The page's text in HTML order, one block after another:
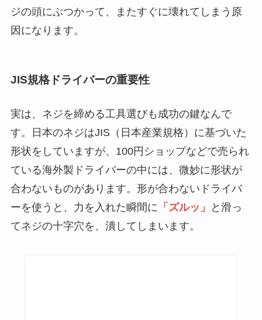
ジの頭にぶつかって、またすぐに壊れてしまう原
因になります。
JIS規格ドライバーの重要性
実は、ネジを締める工具選びも成功の鍵なんで
す。日本のネジはJIS（日本産業規格）に基づいた
形状をしていますが、100円ショップなどで売られ
ている海外製ドライバーの中には、微妙に形状が
合わないものがあります。形が合わないドライバ
ーを使うと、力を入れた瞬間に 「ズルッ」
と滑っ
てネジの十字穴を、潰してしまいます。